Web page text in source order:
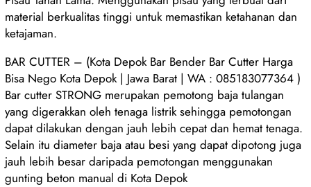
material berkualitas tinggi untuk memastikan ketahanan dan
ketajaman.
BAR CUTTER – (Kota Depok Bar Bender Bar Cutter Harga
Bisa Nego Kota Depok | Jawa Barat | WA : 085183077364 )
Bar cutter STRONG merupakan pemotong baja tulangan
yang digerakkan oleh tenaga listrik sehingga pemotongan
dapat dilakukan dengan jauh lebih cepat dan hemat tenaga.
Selain itu diameter baja atau besi yang dapat dipotong juga
jauh lebih besar daripada pemotongan menggunakan
gunting beton manual di Kota Depok